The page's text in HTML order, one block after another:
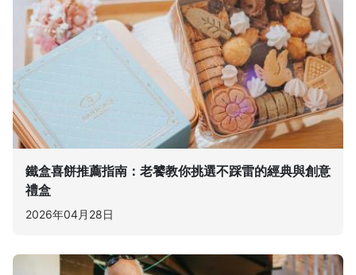
鐵盒喜餅推薦指南：老饕教你挑選不踩雷的經典與創意
禮盒
2026年04月28日